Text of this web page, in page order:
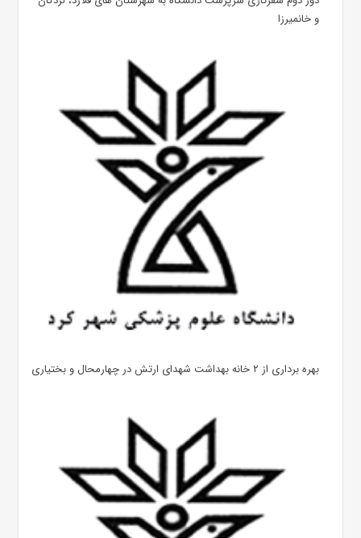
و خانمیرزا
بهره ‌برداری از ۲ خانه بهداشت شهدای ارتش در چهارمحال و بختیاری